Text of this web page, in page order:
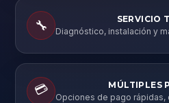
🔧
SERVICIO
Diagnóstico, instalación y
💳
MÚLTIPLES
Opciones de pago rápidas,